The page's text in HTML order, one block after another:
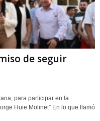
de seguir
para participar en la
Huie Molinet” En lo que llamó